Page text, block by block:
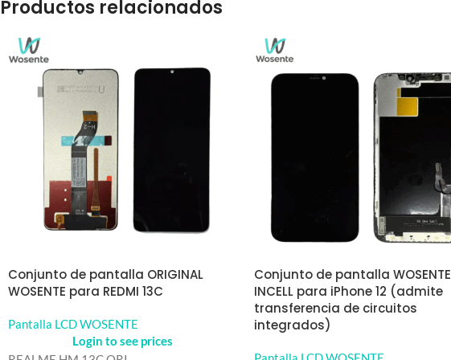
Productos relacionados
Conjunto de pantalla ORIGINAL
WOSENTE para REDMI 13C
Pantalla LCD WOSENTE
Login to see prices
Conjunto de pantalla WOSENTE
INCELL para iPhone 12 (admite
transferencia de circuitos
integrados)